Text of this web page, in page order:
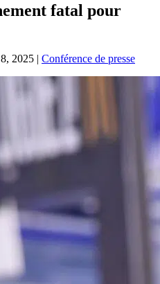
fatal pour
2025 | Conférence de presse